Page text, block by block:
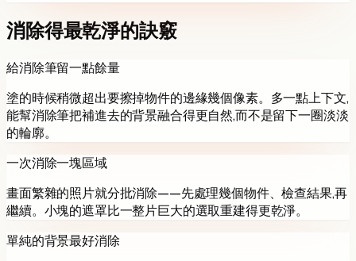
消除得最乾淨的訣竅
給消除筆留一點餘量
塗的時候稍微超出要擦掉物件的邊緣幾個像素。多一點上下文,
能幫消除筆把補進去的背景融合得更自然,而不是留下一圈淡淡
的輪廓。
一次消除一塊區域
畫面繁雜的照片就分批消除——先處理幾個物件、檢查結果,再
繼續。小塊的遮罩比一整片巨大的選取重建得更乾淨。
單純的背景最好消除